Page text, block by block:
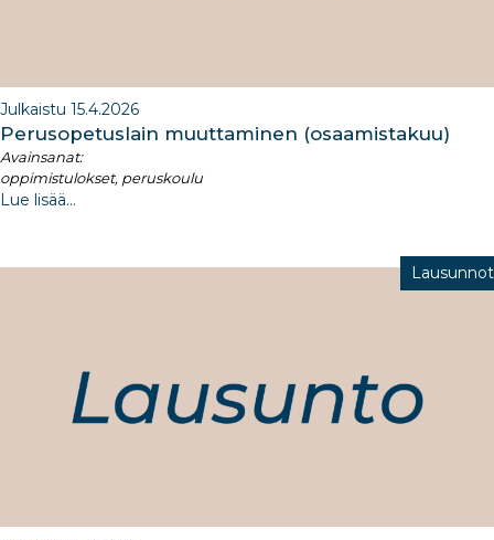
Julkaistu 15.4.2026
Perusopetuslain muuttaminen (osaamistakuu)​
Avainsanat:
oppimistulokset, peruskoulu
Lue lisää...
Lausunnot